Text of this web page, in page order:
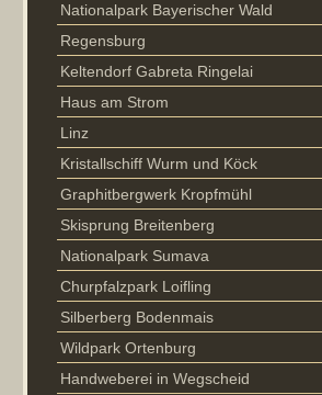
Nationalpark Bayerischer Wald
Regensburg
Keltendorf Gabreta Ringelai
Haus am Strom
Linz
Kristallschiff Wurm und Köck
Graphitbergwerk Kropfmühl
Skisprung Breitenberg
Nationalpark Sumava
Churpfalzpark Loifling
Silberberg Bodenmais
Wildpark Ortenburg
Handweberei in Wegscheid